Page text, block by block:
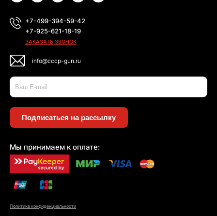
+7-499-394-59-42
+7-925-621-18-19
ЗАКАЗАТЬ ЗВОНОК
info@cccp-gun.ru
Подписаться на рассылку
Мы принимаем к оплате:
Политика конфиденциальности